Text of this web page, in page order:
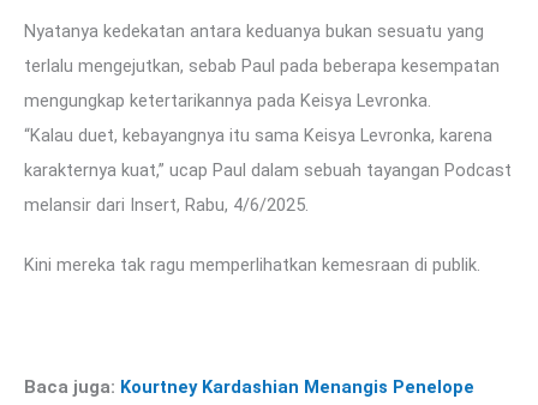
Nyatanya kedekatan antara keduanya bukan sesuatu yang
terlalu mengejutkan, sebab Paul pada beberapa kesempatan
mengungkap ketertarikannya pada Keisya Levronka.
“Kalau duet, kebayangnya itu sama Keisya Levronka, karena
karakternya kuat,” ucap Paul dalam sebuah tayangan Podcast
melansir dari Insert, Rabu, 4/6/2025.
Kini mereka tak ragu memperlihatkan kemesraan di publik.
Baca juga: Kourtney Kardashian Menangis Penelope